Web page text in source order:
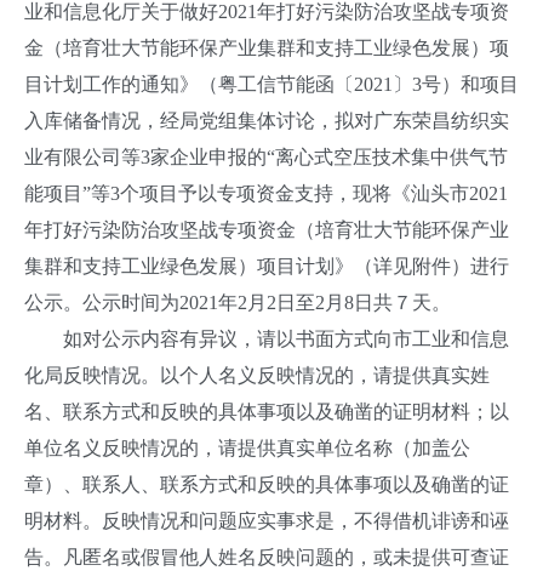
业和信息化厅关于做好2021年打好污染防治攻坚战专项资
金（培育壮大节能环保产业集群和支持工业绿色发展）项
目计划工作的通知》（粤工信节能函〔2021〕3号）和项目
入库储备情况，经局党组集体讨论，拟对广东荣昌纺织实
业有限公司等3家企业申报的“离心式空压技术集中供气节
能项目”等3个项目予以专项资金支持，现将《汕头市2021
年打好污染防治攻坚战专项资金（培育壮大节能环保产业
集群和支持工业绿色发展）项目计划》（详见附件）进行
公示。公示时间为2021年2月2日至2月8日共７天。
如对公示内容有异议，请以书面方式向市工业和信息
化局反映情况。以个人名义反映情况的，请提供真实姓
名、联系方式和反映的具体事项以及确凿的证明材料；以
单位名义反映情况的，请提供真实单位名称（加盖公
章）、联系人、联系方式和反映的具体事项以及确凿的证
明材料。反映情况和问题应实事求是，不得借机诽谤和诬
告。凡匿名或假冒他人姓名反映问题的，或未提供可查证